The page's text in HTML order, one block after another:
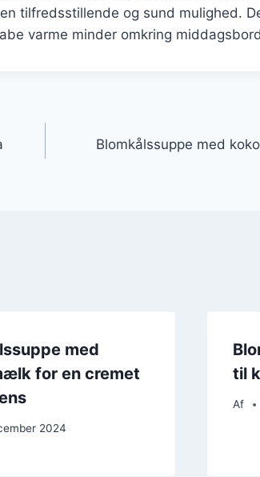
tilfredsstillende og sund mulighed.
varme minder omkring
Blomkålssuppe med
med
for en cremet
2024
til
Af